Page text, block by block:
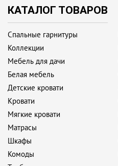
КАТАЛОГ ТОВАРОВ
Спальные гарнитуры
Коллекции
Мебель для дачи
Белая мебель
Детские кровати
Кровати
Мягкие кровати
Матрасы
Шкафы
Комоды